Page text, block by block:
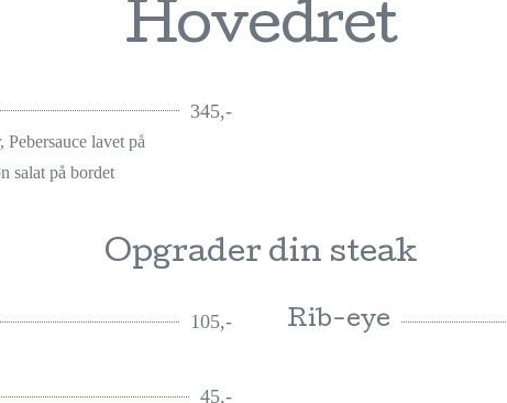
Hovedret
345,-
lavet på
salat på bordet
Opgrader din steak
105,- Rib-eye
45,-